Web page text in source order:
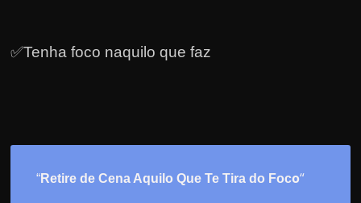
✅Tenha foco naquilo que faz
“Retire de Cena Aquilo Que Te Tira do Foco“